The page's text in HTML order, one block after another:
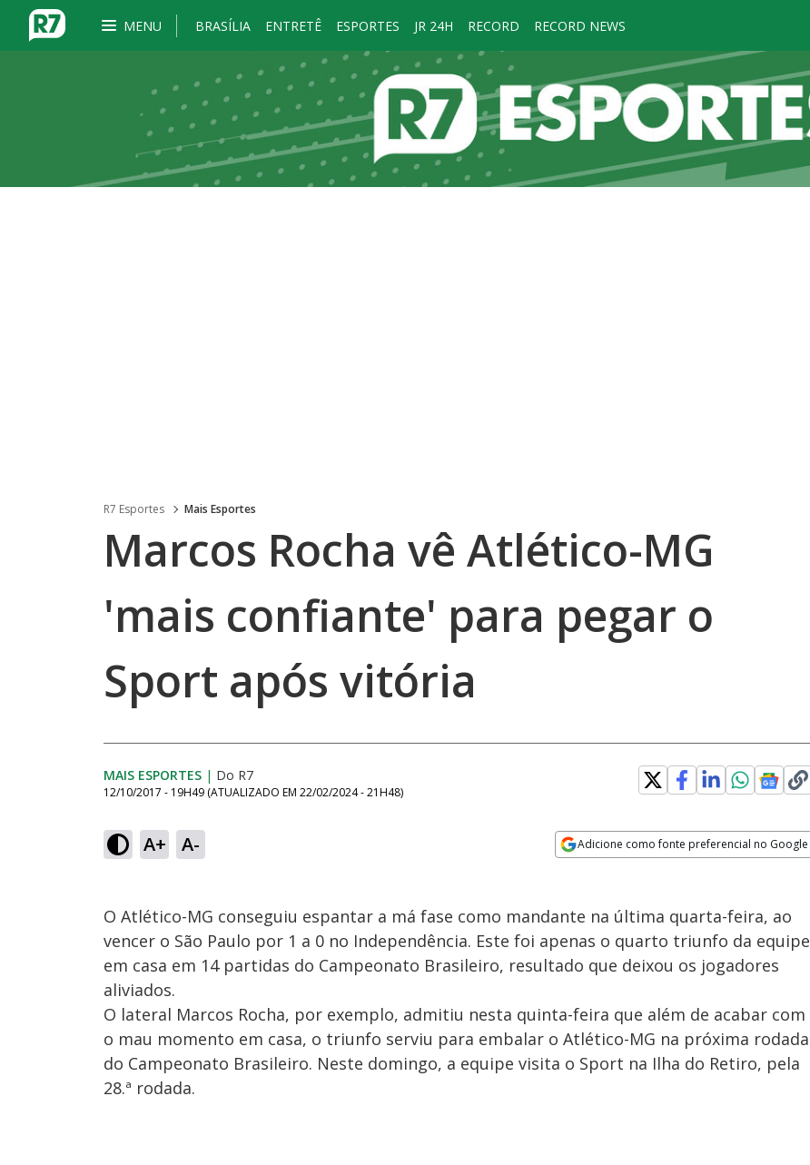
MENU BRASÍLIA ENTRETÊ ESPORTES JR 24H RECORD RECORD NEWS
R7 Esportes Mais Esportes
Marcos Rocha vê Atlético-MG
'mais confiante' para pegar o
Sport após vitória
MAIS ESPORTES | Do R7
12/10/2017 - 19H49 (ATUALIZADO EM 22/02/2024 - 21H48)
A+ A- Adicione como fonte preferencial no Google
O Atlético-MG conseguiu espantar a má fase como mandante na última quarta-feira, ao
vencer o São Paulo por 1 a 0 no Independência. Este foi apenas o quarto triunfo da equipe
em casa em 14 partidas do Campeonato Brasileiro, resultado que deixou os jogadores
aliviados.
O lateral Marcos Rocha, por exemplo, admitiu nesta quinta-feira que além de acabar com
o mau momento em casa, o triunfo serviu para embalar o Atlético-MG na próxima rodada
do Campeonato Brasileiro. Neste domingo, a equipe visita o Sport na Ilha do Retiro, pela
28.ª rodada.